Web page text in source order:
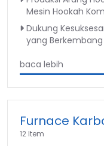
Mesin Hookah
Dukung
yang Berkembang
baca lebih
Furnace
12 Item